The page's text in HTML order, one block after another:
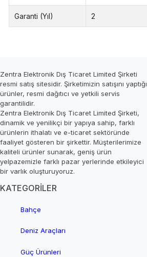
Garanti (Yıl) 2
Zentra Elektronik Dış Ticaret Limited Şirketi
resmi satış sitesidir. Şirketimizin satışını yaptığı
ürünler, resmi dağıtıcı ve yetkili servis
garantilidir.
Zentra Elektronik Dış Ticaret Limited Şirketi,
dinamik ve yenilikçi bir yapıya sahip, farklı
ürünlerin ithalatı ve e-ticaret sektöründe
faaliyet gösteren bir şirkettir. Müşterilerimize
kaliteli ürünler sunarak, geniş ürün
yelpazemizle farklı pazar yerlerinde etkileyici
bir varlık oluşturuyoruz.
KATEGORİLER
Bahçe
Deniz Araçları
Güç Ürünleri